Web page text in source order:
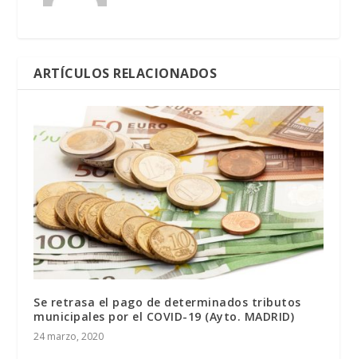
ARTÍCULOS RELACIONADOS
Se retrasa el pago de determinados tributos
municipales por el COVID-19 (Ayto. MADRID)
24 marzo, 2020